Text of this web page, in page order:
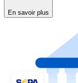
En savoir plus